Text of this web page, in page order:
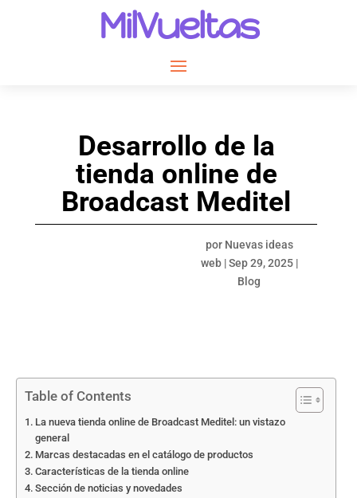
MilVueltas
Desarrollo de la
tienda online de
Broadcast Meditel
por Nuevas ideas
web|Sep 29, 2025|
Blog
Table of Contents
La nueva tienda online de Broadcast Meditel: un vistazo
general
Marcas destacadas en el catálogo de productos
Características de la tienda online
Sección de noticias y novedades